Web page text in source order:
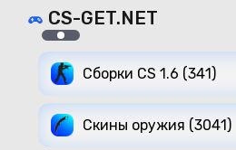
CS-GET.NET
Сборки CS 1.6 (341)
Скины оружия (3041)